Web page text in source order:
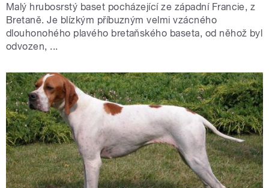
Malý hrubosrstý baset pocházející ze západní Francie, z
Bretaně. Je blízkým příbuzným velmi vzácného
dlouhonohého plavého bretaňského baseta, od něhož byl
odvozen, ...